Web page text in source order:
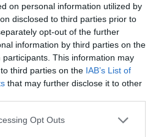
on personal information utilized by
disclosed to third parties prior to
opt-out of the further
information by third parties on the
participants. This information may
third parties on the IAB’s List of
that may further disclose it to other
app uses one or more Google
Opt Outs